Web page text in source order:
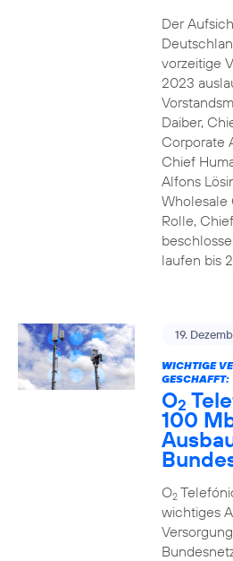
Der
vorzeitige
2023
Daiber,
Corporate
Chief
Alfons
Wholesale
Rolle,
laufen bis
19.
WICHTIGE
GESCHAFFT:
O2
100
O2
wichtiges